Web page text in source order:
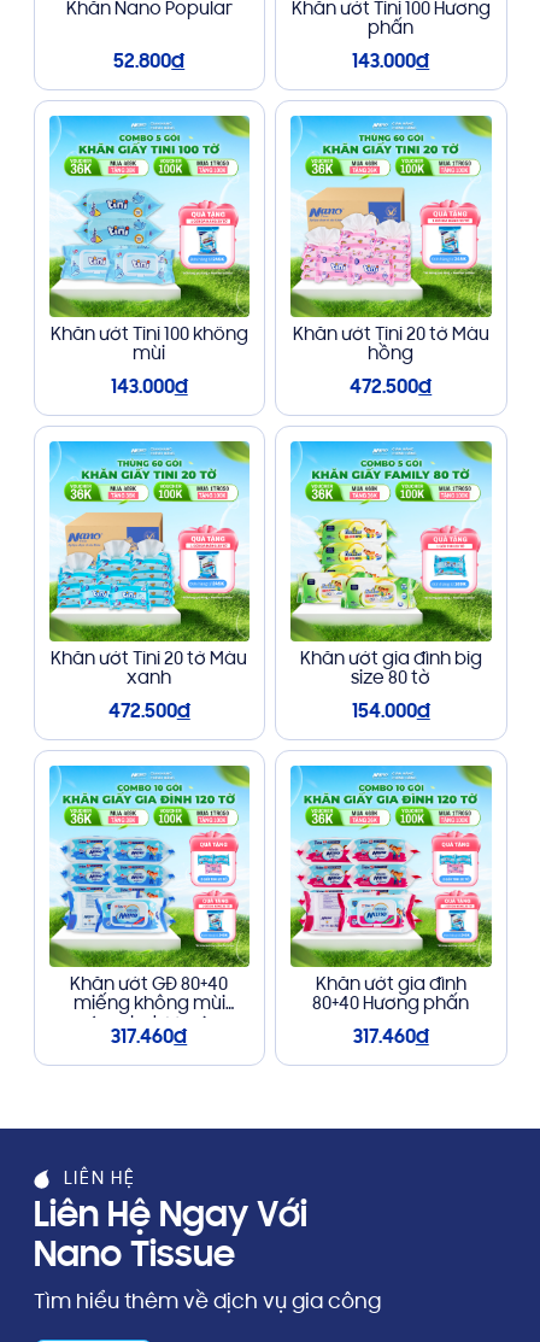
Khăn Nano Popular
52.800đ
Khăn ướt Tini 100 Hương
phấn
143.000đ
Khăn ướt Tini 100 không
mùi
143.000đ
Khăn ướt Tini 20 tờ Màu
hồng
472.500đ
Khăn ướt Tini 20 tờ Màu
xanh
472.500đ
Khăn ướt gia đình big
size 80 tờ
154.000đ
Khăn ướt GĐ 80+40
miếng không mùi
(xanh dương)
317.460đ
Khăn ướt gia đình
80+40 Hương phấn
317.460đ
LIÊN HỆ
Liên Hệ Ngay Với
Nano Tissue
Tìm hiểu thêm về dịch vụ gia công